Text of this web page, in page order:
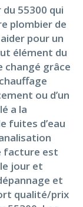
55300 qui
plombier de
pour un
élément du
changé grâce
ou d’un
a la
fuites d’eau
facture est
jour et
et
qualité/prix